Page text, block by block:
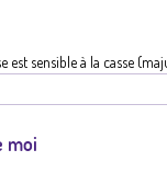
t
i
est sensible à la casse
moi